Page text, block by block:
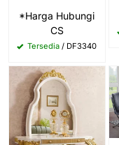
*Harga Hubungi
CS
Tersedia / DF3340